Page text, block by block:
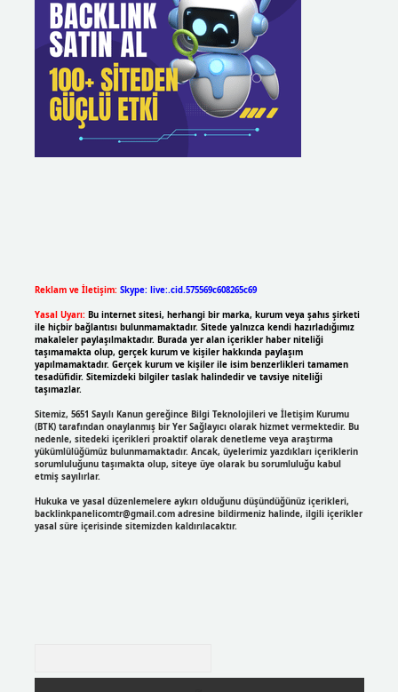
Reklam ve İletişim: Skype: live:.cid.575569c608265c69
Yasal Uyarı: Bu internet sitesi, herhangi bir marka, kurum veya şahıs şirketi
ile hiçbir bağlantısı bulunmamaktadır. Sitede yalnızca kendi hazırladığımız
makaleler paylaşılmaktadır. Burada yer alan içerikler haber niteliği
taşımamakta olup, gerçek kurum ve kişiler hakkında paylaşım
yapılmamaktadır. Gerçek kurum ve kişiler ile isim benzerlikleri tamamen
tesadüfidir. Sitemizdeki bilgiler taslak halindedir ve tavsiye niteliği
taşımazlar.
Sitemiz, 5651 Sayılı Kanun gereğince Bilgi Teknolojileri ve İletişim Kurumu
(BTK) tarafından onaylanmış bir Yer Sağlayıcı olarak hizmet vermektedir. Bu
nedenle, sitedeki içerikleri proaktif olarak denetleme veya araştırma
yükümlülüğümüz bulunmamaktadır. Ancak, üyelerimiz yazdıkları içeriklerin
sorumluluğunu taşımakta olup, siteye üye olarak bu sorumluluğu kabul
etmiş sayılırlar.
Hukuka ve yasal düzenlemelere aykırı olduğunu düşündüğünüz içerikleri,
backlinkpanelicomtr@gmail.comadresine bildirmeniz halinde, ilgili içerikler
yasal süre içerisinde sitemizden kaldırılacaktır.